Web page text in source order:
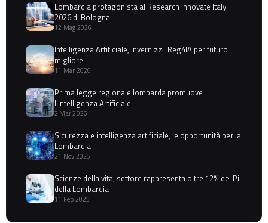
Lombardia protagonista al Research Innovate Italy
2026 di Bologna
12 Mag 2026
Intelligenza Artificiale, Invernizzi: Reg4IA per futuro
migliore
11 Mar 2026
Prima legge regionale lombarda promuove
l'Intelligenza Artificiale
2 Mar 2026
Sicurezza e intelligenza artificiale, le opportunità per la
Lombardia
21 Nov 2025
Scienze della vita, settore rappresenta oltre 12% del Pil
della Lombardia
11 Feb 2025